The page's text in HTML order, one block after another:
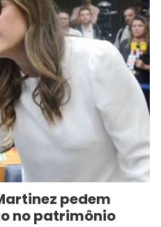
pedem
no patrimônio